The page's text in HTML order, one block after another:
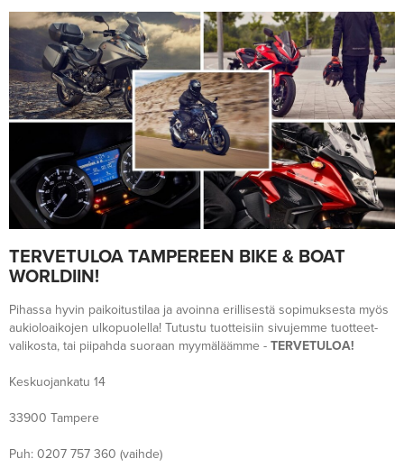
TERVETULOA TAMPEREEN BIKE & BOAT
WORLDIIN!
Pihassa hyvin paikoitustilaa ja avoinna erillisestä sopimuksesta myös
aukioloaikojen ulkopuolella! Tutustu tuotteisiin sivujemme tuotteet-
valikosta, tai piipahda suoraan myymäläämme - TERVETULOA!
Keskuojankatu 14
33900 Tampere
Puh: 0207 757 360 (vaihde)